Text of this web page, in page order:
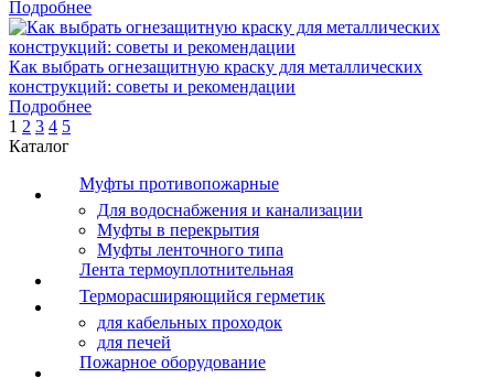
Подробнее
Как выбрать огнезащитную краску для металлических
конструкций: советы и рекомендации
Подробнее
1 2 3 4 5
Каталог
Муфты противопожарные
Для водоснабжения и канализации
Муфты в перекрытия
Муфты ленточного типа
Лента термоуплотнительная
Терморасширяющийся герметик
для кабельных проходок
для печей
Пожарное оборудование